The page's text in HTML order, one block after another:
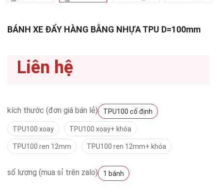
BÁNH XE ĐẨY HÀNG BẰNG NHỰA TPU D=100mm
Liên hệ
kích thước (đơn giá bán lẻ) TPU100 cố định
TPU100 xoay TPU100 xoay+ khóa
TPU100 ren 12mm TPU100 ren 12mm+ khóa
số lượng (mua sỉ trên zalo) 1 bánh